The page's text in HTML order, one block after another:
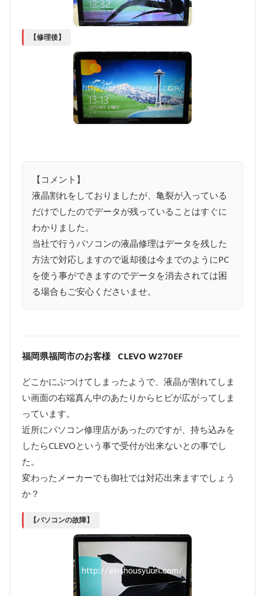
【修理後】
【コメント】
液晶割れをしておりましたが、亀裂が入っている
だけでしたのでデータが残っていることはすぐに
わかりました。
当社で行うパソコンの液晶修理はデータを残した
方法で対応しますので返却後は今までのようにPC
を使う事ができますのでデータを消去されては困
る場合もご安心くださいませ。
福岡県福岡市のお客様 CLEVO W270EF
どこかにぶつけてしまったようで、液晶が割れてしま
い画面の右端真ん中のあたりからヒビが広がってしま
っています。
近所にパソコン修理店があったのですが、持ち込みを
したらCLEVOという事で受付が出来ないとの事でし
た。
変わったメーカーでも御社では対応出来ますでしょう
か？
【パソコンの故障】